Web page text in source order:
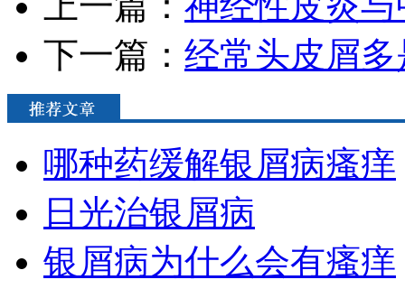
下一篇： 经常头皮屑
哪种药缓解银屑病瘙痒
日光治银屑病
银屑病为什么会有瘙痒